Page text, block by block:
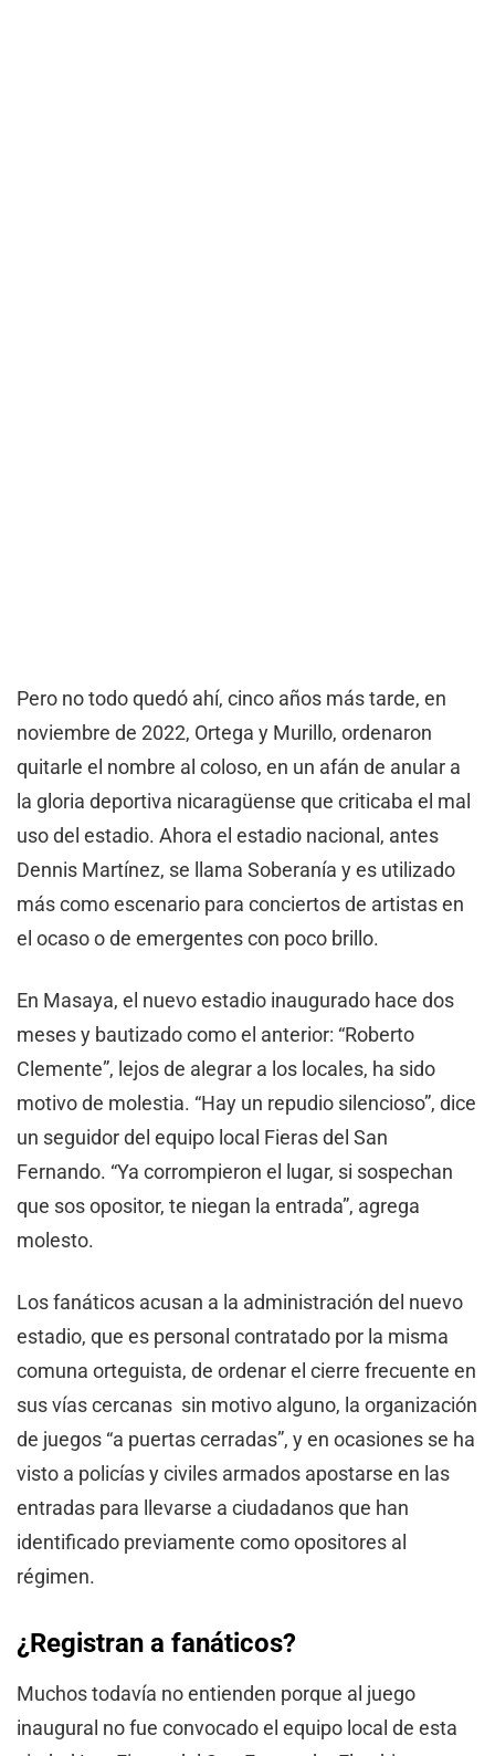
Pero no todo quedó ahí, cinco años más tarde, en
noviembre de 2022, Ortega y Murillo, ordenaron
quitarle el nombre al coloso, en un afán de anular a
la gloria deportiva nicaragüense que criticaba el mal
uso del estadio. Ahora el estadio nacional, antes
Dennis Martínez, se llama Soberanía y es utilizado
más como escenario para conciertos de artistas en
el ocaso o de emergentes con poco brillo.
En Masaya, el nuevo estadio inaugurado hace dos
meses y bautizado como el anterior: “Roberto
Clemente”, lejos de alegrar a los locales, ha sido
motivo de molestia. “Hay un repudio silencioso”, dice
un seguidor del equipo local Fieras del San
Fernando. “Ya corrompieron el lugar, si sospechan
que sos opositor, te niegan la entrada”, agrega
molesto.
Los fanáticos acusan a la administración del nuevo
estadio, que es personal contratado por la misma
comuna orteguista, de ordenar el cierre frecuente en
sus vías cercanas sin motivo alguno, la organización
de juegos “a puertas cerradas”, y en ocasiones se ha
visto a policías y civiles armados apostarse en las
entradas para llevarse a ciudadanos que han
identificado previamente como opositores al
régimen.
¿Registran a fanáticos?
Muchos todavía no entienden porque al juego
inaugural no fue convocado el equipo local de esta